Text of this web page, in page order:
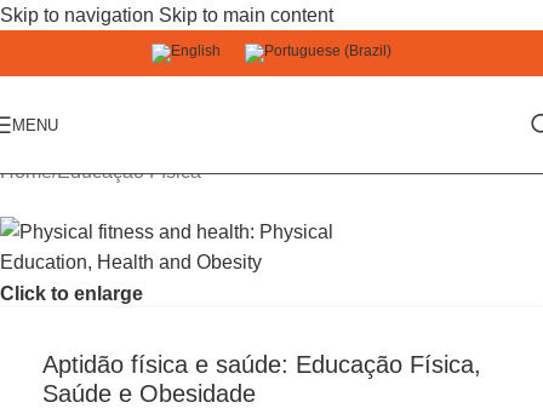
Skip to navigation Skip to main content
MENU
Home/Educação Física
Click to enlarge
Aptidão física e saúde: Educação Física,
Saúde e Obesidade